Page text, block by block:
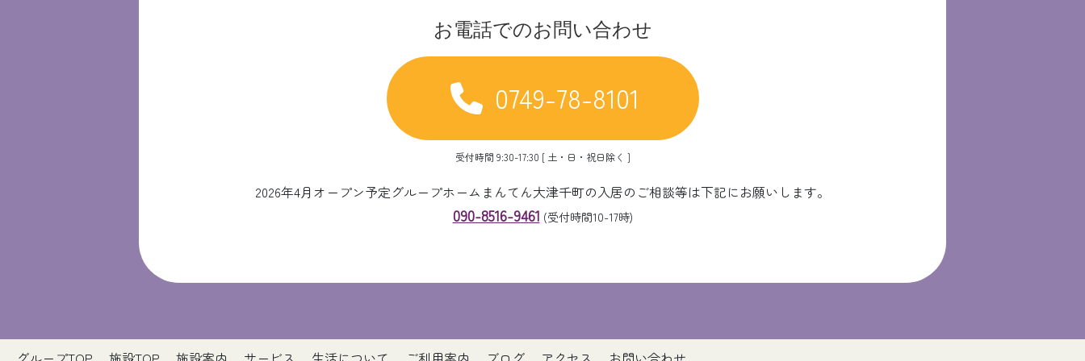
お電話でのお問い合わせ
0749-78-8101
受付時間 9:30-17:30 [ 土・日・祝日除く ]
2026年4月オープン予定グループホームまんてん大津千町の入居のご相談等は下記にお願いします。
090-8516-9461 (受付時間10-17時)